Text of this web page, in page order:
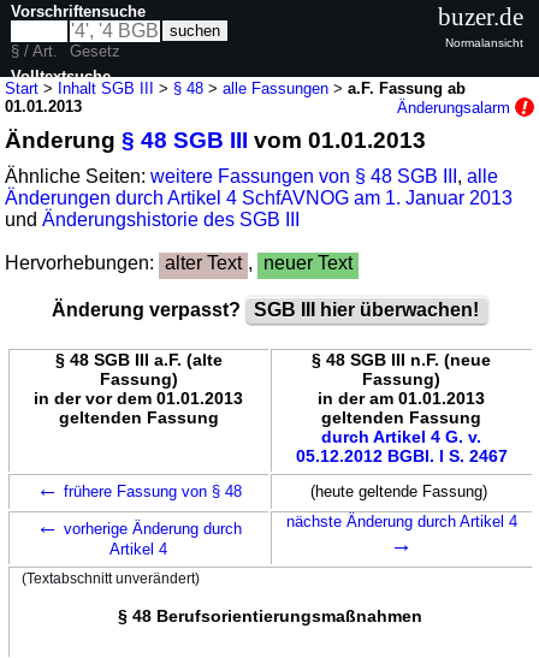
Start > Inhalt SGB III > § 48 >alle Fassungen >a.F. Fassung ab
01.01.2013
Änderungsalarm
Änderung§ 48 SGB III vom 01.01.2013
Ähnliche Seiten:weitere Fassungen von § 48 SGB III ,alle
Änderungen durch Artikel 4 SchfAVNOG am 1. Januar 2013
undÄnderungshistorie des SGB III
Hervorhebungen: alter Text , neuer Text
Änderung verpasst? SGB III hier überwachen!
§ 48 SGB III a.F. (alte
Fassung)
in der vor dem 01.01.2013
geltenden Fassung
§ 48 SGB III n.F. (neue
Fassung)
in der am 01.01.2013
geltenden Fassung
durch Artikel 4 G. v.
05.12.2012 BGBl. I S. 2467
← frühere Fassung von § 48 (heute geltende Fassung)
← vorherige Änderung durch
Artikel 4
nächste Änderung durch Artikel 4
→
(Textabschnitt unverändert)
§ 48 Berufsorientierungsmaßnahmen
Vorschriftensuche
§ / Art.
Gesetz
Volltextsuche
buzer.de
Normalansicht